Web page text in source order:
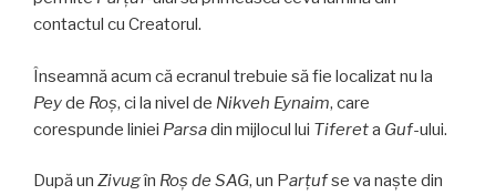
contactul cu Creatorul.
Înseamnă acum că ecranul trebuie să fie localizat nu la
Peyde Roş, ci la nivel de Nikveh Eynaim, care
corespunde liniei Parsadin mijlocul lui Tifereta Guf-ului.
După un Zivugîn Roş de SAG, un Parţufse va naşte din